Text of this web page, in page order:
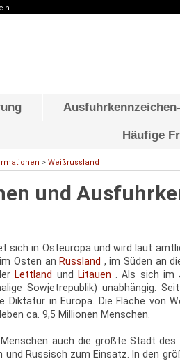
Häufige
> Weißrussland
und
sich in Osteuropa und wird laut
Osten an Russland , im Süden an
Lettland und Litauen
. Als sich im
Sowjetrepublik) unabhängig.
in Europa. Die Fläche von
ca. 9,5 Millionen Menschen.
auch die größte Stadt des
Russisch zum Einsatz. In den